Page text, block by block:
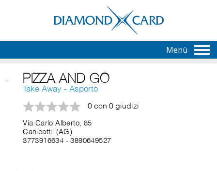
Menù
PIZZA AND GO
Take Away - Asporto
0 con 0 giudizi
Via Carlo Alberto, 85
Canicatti' (AG)
3773916634 -3890649527